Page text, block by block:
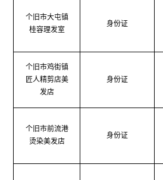
个旧市大屯镇
桂容理发室
身份证
个旧市鸡街镇
匠人精剪店美
发店
身份证
个旧市前流港
烫染美发店
身份证